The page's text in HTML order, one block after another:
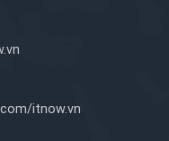
itnow.vn